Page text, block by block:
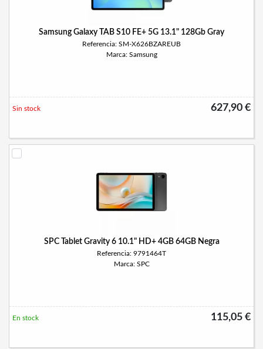
Samsung Galaxy TAB S10 FE+ 5G 13.1" 128Gb Gray
Referencia: SM-X626BZAREUB
Marca: Samsung
627,90 €
Sin stock
SPC Tablet Gravity 6 10.1" HD+ 4GB 64GB Negra
Referencia: 9791464T
Marca: SPC
115,05 €
En stock